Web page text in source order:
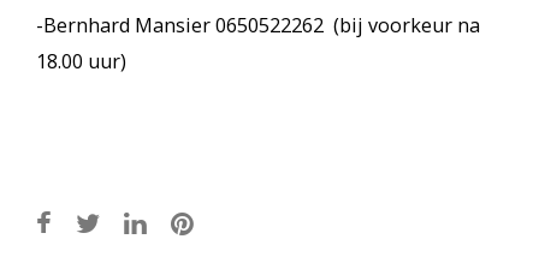
-Bernhard Mansier 0650522262 (bij voorkeur na
18.00 uur)